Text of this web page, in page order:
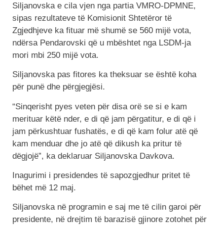
Siljanovska e cila vjen nga partia VMRO-DPMNE,
sipas rezultateve të Komisionit Shtetëror të
Zgjedhjeve ka fituar më shumë se 560 mijë vota,
ndërsa Pendarovski që u mbështet nga LSDM-ja
mori mbi 250 mijë vota.
Siljanovska pas fitores ka theksuar se është koha
për punë dhe përgjegjësi.
“Sinqerisht pyes veten për disa orë se si e kam
merituar këtë nder, e di që jam përgatitur, e di që i
jam përkushtuar fushatës, e di që kam folur atë që
kam menduar dhe jo atë që dikush ka pritur të
dëgjojë”, ka deklaruar Siljanovska Davkova.
Inagurimi i presidendes të sapozgjedhur pritet të
bëhet më 12 maj.
Siljanovska në programin e saj me të cilin garoi për
presidente, në drejtim të barazisë gjinore zotohet për